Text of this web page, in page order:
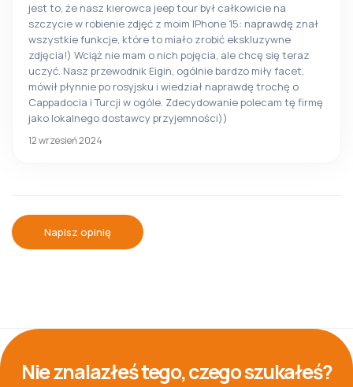
jest to, że nasz kierowca jeep tour był całkowicie na
szczycie w robienie zdjęć z moim IPhone 15: naprawdę znał
wszystkie funkcje, które to miało zrobić ekskluzywne
zdjęcia!) Wciąż nie mam o nich pojęcia, ale chcę się teraz
uczyć. Nasz przewodnik Eigin, ogólnie bardzo miły facet,
mówił płynnie po rosyjsku i wiedział naprawdę trochę o
Cappadocia i Turcji w ogóle. Zdecydowanie polecam tę firmę
jako lokalnego dostawcy przyjemności))
12 wrzesień 2024
Napisz opinię
Nie znalazłeś tego, czego szukałeś?